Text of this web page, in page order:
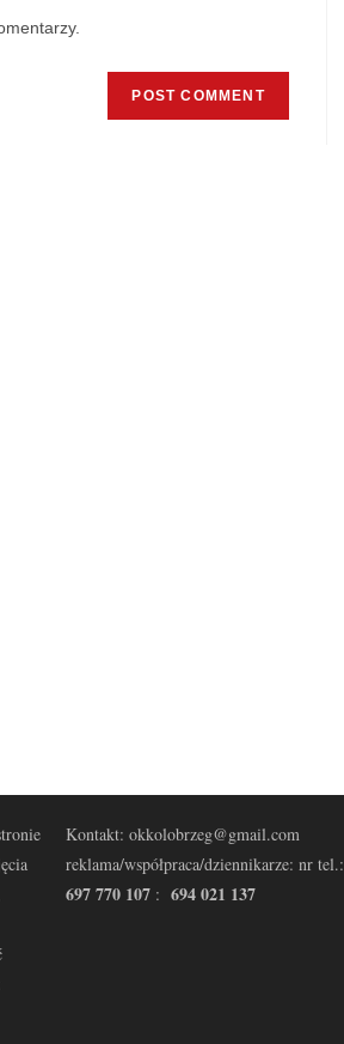
Kontakt: okkolobrzeg@gmail.com
reklama/współpraca/dziennikarze: nr tel.:
697 770 107 : 694 021 137